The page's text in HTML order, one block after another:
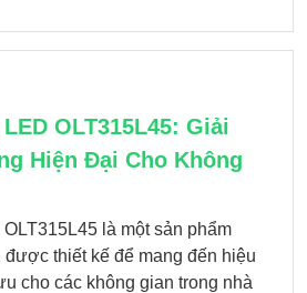
OLT315L45: Giải
Hiện Đại Cho Không
là một sản phẩm
thiết kế để mang đến hiệu
cho các không gian trong nhà